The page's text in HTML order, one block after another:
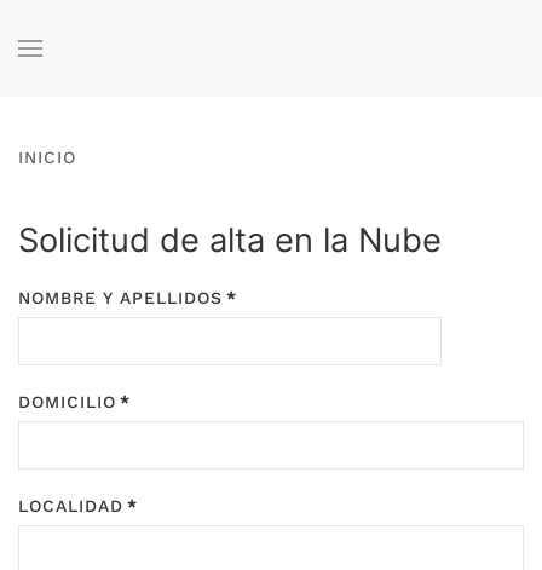
Skip to main content
INICIO
Solicitud de alta en la Nube
NOMBRE Y APELLIDOS *
DOMICILIO *
LOCALIDAD *